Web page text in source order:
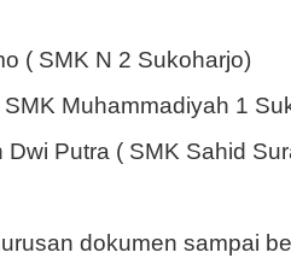
( SMK N 2 Sukoharjo)
Muhammadiyah 1
Putra ( SMK Sahid
dokumen sampai